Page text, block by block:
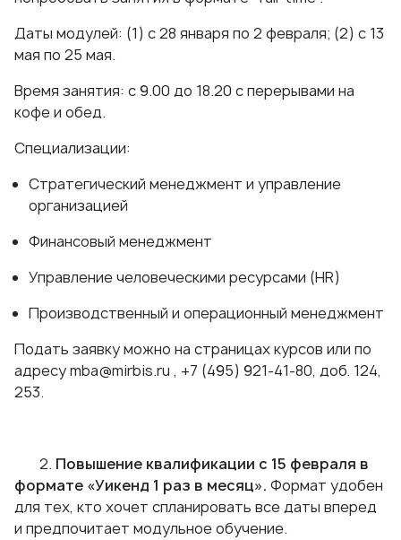
Даты модулей: (1) с 28 января по 2 февраля; (2) с 13
мая по 25 мая.
Время занятия: с 9.00 до 18.20 с перерывами на
кофе и обед.
Специализации:
Стратегический менеджмент и управление
организацией
Финансовый менеджмент
Управление человеческими ресурсами (HR)
Производственный и операционный менеджмент
Подать заявку можно на страницах курсов или по
адресуmba@mirbis.ru , +7 (495) 921-41-80, доб. 124,
253.
2. Повышение квалификации с 15 февраля в
формате «Уикенд 1 раз в месяц». Формат удобен
для тех, кто хочет спланировать все даты вперед
и предпочитает модульное обучение.